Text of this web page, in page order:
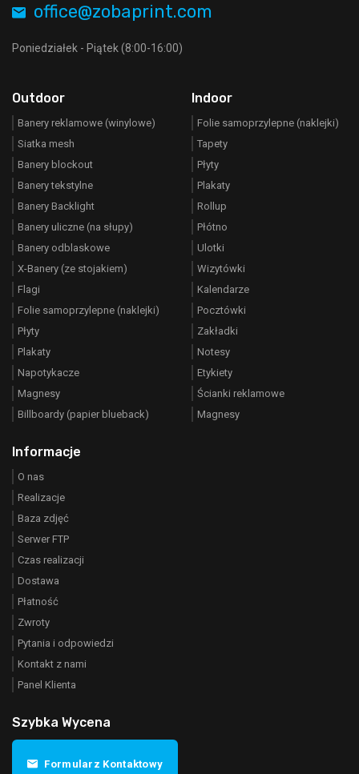
office@zobaprint.com
Poniedziałek - Piątek (8:00-16:00)
Outdoor
Banery reklamowe (winylowe)
Siatka mesh
Banery blockout
Banery tekstylne
Banery Backlight
Banery uliczne (na słupy)
Banery odblaskowe
X-Banery (ze stojakiem)
Flagi
Folie samoprzylepne (naklejki)
Płyty
Plakaty
Napotykacze
Magnesy
Billboardy (papier blueback)
Indoor
Folie samoprzylepne (naklejki)
Tapety
Płyty
Plakaty
Rollup
Płótno
Ulotki
Wizytówki
Kalendarze
Pocztówki
Zakładki
Notesy
Etykiety
Ścianki reklamowe
Magnesy
Informacje
O nas
Realizacje
Baza zdjęć
Serwer FTP
Czas realizacji
Dostawa
Płatność
Zwroty
Pytania i odpowiedzi
Kontakt z nami
Panel Klienta
Szybka Wycena
Formularz Kontaktowy